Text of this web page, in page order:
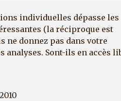
individuelles dépasse les
(la réciproque est
ne donnez pas dans votre
analyses. Sont-ils en accès